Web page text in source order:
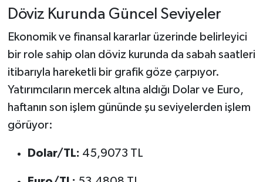
yükseldi
Döviz Kurunda Güncel Seviyeler
Ekonomik ve finansal kararlar üzerinde belirleyici
bir role sahip olan döviz kurunda da sabah saatleri
itibarıyla hareketli bir grafik göze çarpıyor.
Yatırımcıların mercek altına aldığı Dolar ve Euro,
haftanın son işlem gününde şu seviyelerden işlem
görüyor:
Dolar/TL: 45,9073 TL